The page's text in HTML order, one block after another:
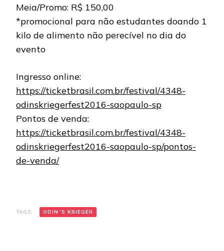
Meia/Promo: R$ 150,00
*promocional para não estudantes doando 1
kilo de alimento não perecível no dia do
evento
Ingresso online:
https://ticketbrasil.com.br/festival/4348-
odinskriegerfest2016-saopaulo-sp
Pontos de venda:
https://ticketbrasil.com.br/festival/4348-
odinskriegerfest2016-saopaulo-sp/pontos-
de-venda/
TAGS: ODIN´S KRIEGER